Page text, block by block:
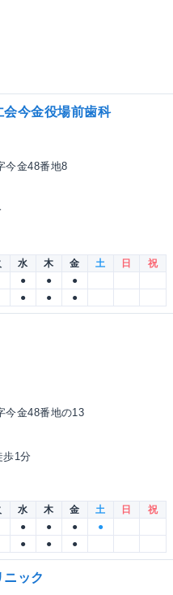
会今金役場前歯科
今金48番地8
水 木 金 土 日
祝
● ●
●
● ● ●
今金48番地の13
歩1分
水 木 金 土 日
祝
● ● ●
●
● ● ●
ック